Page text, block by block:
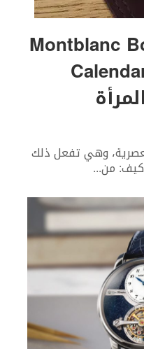
Montblanc
وهي تفعل ذلك
كيف: من...